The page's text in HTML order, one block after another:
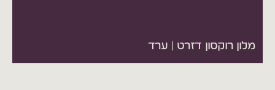
מלון רוקסון דזרט | ערד